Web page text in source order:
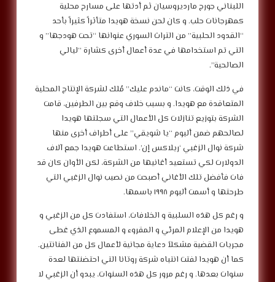
اللبناني جورج مارديروسيان ثم أدتها على مسارح محلية
كمهرجانات حلب. و كان لحن نسخة هويدا متأثراً كثيراً بأحد
“القدود الحلبية” من التراث السوري عنوانها “تحت هودجها” و
التي تم استخدامها في عدة أعمال أخرى كشارة “ليالي
الصالحية”.
في ذلك الوقت، كانت “ماندم عليك” مُلك لشركة الإنتاج المحلية
المتعاقدة مع هويدا. و بسبب خلاف وقع بين الطرفين، قامت
الشركة بتوزيع تنازلات كل الأعمال التي سجلتها هويدا
لصالحهم ضمن ألبوم “يا شويقي” على أطراف أخرى منها
شركة نوال الزغبي ‘ريلاكس إن’. استطاعت هويدا جمع آلاف
الدولارت لكي تستعيد أغانيها من الشركة، لكن الأوان كان قد
فات فأفضل تلك الأغاني أصبحت من نصيب نوال الزغبي التي
طرحتها و أسمت ألبوم ١٩٩٨ باسمها.
و رغم كل هذه السلبية و الخلافات، استفادت كل من الزغبي و
هويدا من الإعلام المرئي و المقروء و المسموع الذي غطى
مجريات القضية مشكلاً دعاية مجانية لأعمال كل من الفنانتين.
كما أن هويدا لفتت انتباه شركة روتانا التي احتضنتها لعدة
سنوات بعدها. و رغم مرور كل هذه السنوات، يبدو أن الزغبي لا